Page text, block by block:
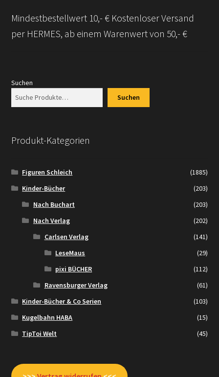
Versandarten
Widerrufsbelehrung
Versand + Wichtige Infos
Mindestbestellwert 10,- € Kostenloser Versand
per HERMES, ab einem Warenwert von 50,- €
Suchen
Suchen
Produkt-Kategorien
Figuren Schleich
(1885)
Kinder-Bücher
(203)
Nach Buchart
(203)
Nach Verlag
(202)
Carlsen Verlag
(141)
LeseMaus
(29)
pixi BÜCHER
(112)
Ravensburger Verlag
(61)
Kinder-Bücher & Co Serien
(103)
Kugelbahn HABA
(15)
TipToi Welt
(45)